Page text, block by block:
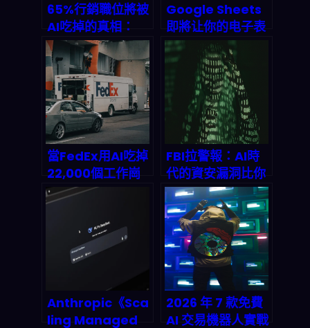
65%行銷職位將被
AI吃掉的真相：
2026年行銷人驟
變指南
Google Sheets
即將让你的电子表
格自己会「想」？
Gemini 突破性整
合揭示办公软件的
ai终局
當FedEx用AI吃掉
22,000個工作崗
位：物流巨頭的自
主決策革命
FBI拉警報：AI時
代的資安漏洞比你
想的更可怕！
2026年企業生存
指南
Anthropic《Sca
ling Managed
2026 年 7 款免費
AI 交易機器人實戰